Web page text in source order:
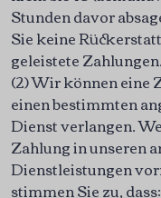
Stunden davor
Sie keine
geleistete Zahlungen.
(2) Wir können eine
einen bestimmten
Dienst verlangen.
Zahlung in unseren
Dienstleistungen
stimmen Sie zu,